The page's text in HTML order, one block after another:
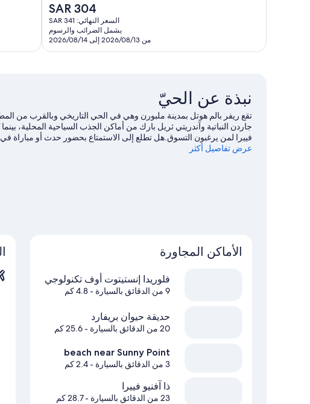
السعر
الحالي
هو
SAR
304
SAR 304
السعر النهائي: SAR 341
يشمل الضرائب والرسوم
من 2026/08/13 إلى 2026/08/14
نبذة عن الحيّ
تقع ريفر بالم هوتل بمدينة ملبورن وهي في الحي التاريخي وبالقرب من
جاردن النباتية وآندريتي ثريل بارك من أماكن الجذب السياحية المحلية،
Semnick-Les Hall Baseball Field أو حديقة ملبورن جريهاوند.
عرض تفاصيل أكثر
الأماكن المجاورة
فلوريدا إنستيتوت أوف تكنولوجي
9 من الدقائق بالسيارة - 4.8 كم
حديقة حيوان بريفارد
20 من الدقائق بالسيارة - 25.6 كم
beach near Sunny Point
3 من الدقائق بالسيارة - 2.4 كم
ذا آفنيو فييرا
23 من الدقائق بالسيارة - 28.7 كم